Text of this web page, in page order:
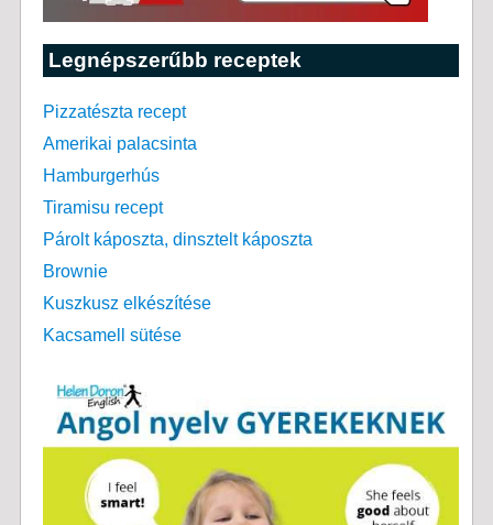
Legnépszerűbb receptek
Pizzatészta recept
Amerikai palacsinta
Hamburgerhús
Tiramisu recept
Párolt káposzta, dinsztelt káposzta
Brownie
Kuszkusz elkészítése
Kacsamell sütése